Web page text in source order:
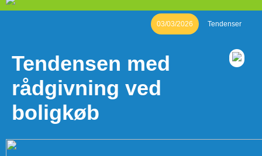
03/03/2026 Tendenser
Tendensen med
rådgivning ved
boligkøb